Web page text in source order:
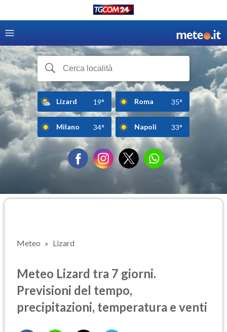
Lizard 19° Roma 35°
Milano 34° Napoli 33°
Meteo Lizard
Meteo Lizard tra 7 giorni.
Previsioni del tempo,
precipitazioni, temperatura e venti